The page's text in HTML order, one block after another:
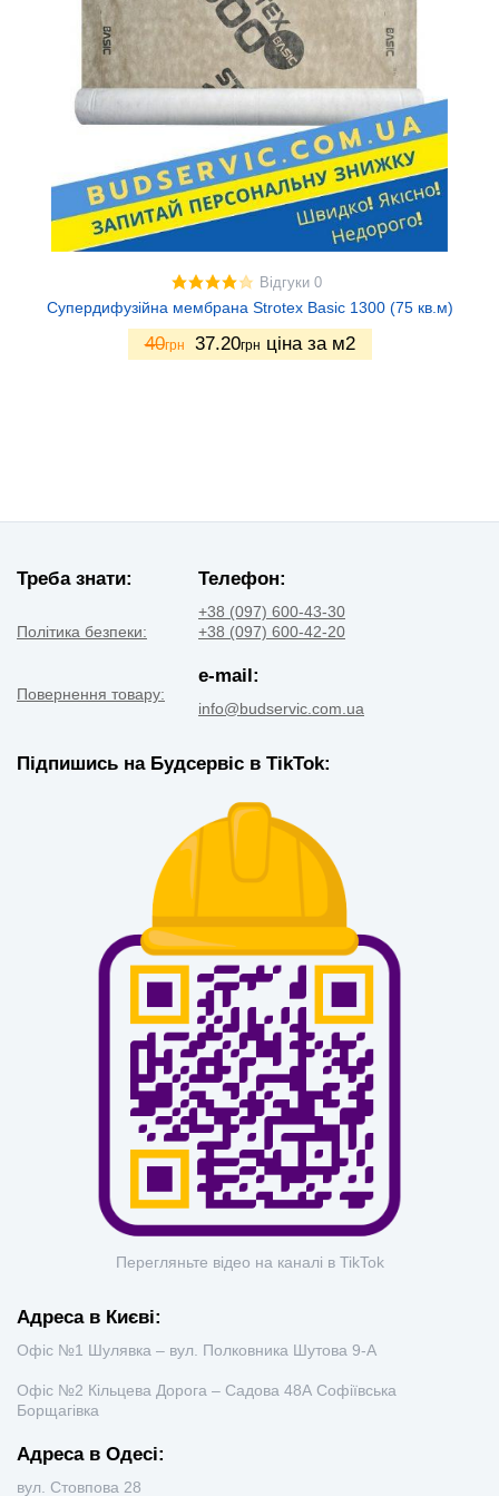
Відгуки 0
Супердифузійна мембрана Strotex Basic 1300 (75 кв.м)
40грн 37.20грн ціна за м2
Треба знати:
Політика безпеки:
Повернення товару:
Телефон:
+38 (097) 600-43-30
+38 (097) 600-42-20
e-mail:
info@budservic.com.ua
Підпишись на Будсервіс в TikTok:
Перегляньте відео на каналі в TikTok
Адреса в Києві:
Офіс №1 Шулявка – вул. Полковника Шутова 9-А
Офіс №2 Кільцева Дорога – Садова 48А Софіївська
Борщагівка
Адреса в Одесі:
вул. Стовпова 28